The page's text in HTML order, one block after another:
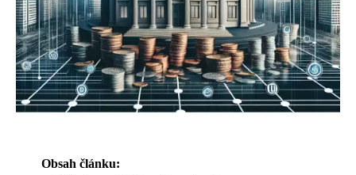
Obsah článku: